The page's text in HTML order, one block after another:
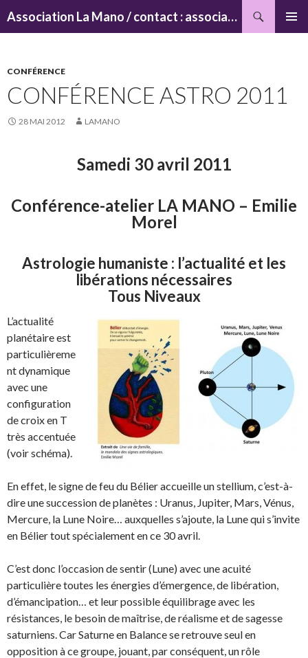
Association La Mano / contact : associationlamano@yahoo.fr
CONFÉRENCE
CONFÉRENCE ASTRO 2011
28 MAI 2012 LAMANO
Samedi 30 avril 2011
Conférence-atelier LA MANO – Emilie
Morel
Astrologie humaniste : l’actualité et les
libérations nécessaires
Tous Niveaux
L’actualité
planétaire est
particulièreme
nt dynamique
avec une
configuration
de croix en T
très accentuée
(voir schéma).
En effet, le signe de feu du Bélier accueille un stellium, c’est-à-
dire une succession de planètes : Uranus, Jupiter, Mars, Vénus,
Mercure, la Lune Noire… auxquelles s’ajoute, la Lune qui s’invite
en Bélier tout spécialement en ce 30 avril.
C’est donc l’occasion de sentir (Lune) avec une acuité
particulière toutes les énergies d’émergence, de libération,
d’émancipation… et leur possible équilibrage avec les
résistances, le besoin de maîtrise, de réalisme et de sagesse
saturniens. Car Saturne en Balance se retrouve seul en
opposition à ce groupe, jouant, par conséquent, un rôle